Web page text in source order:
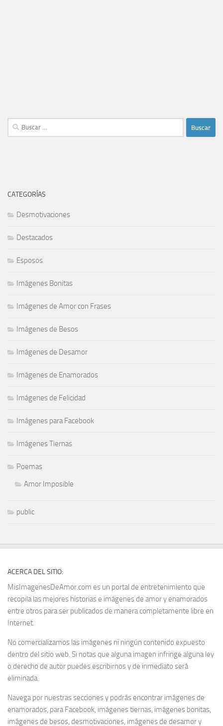
Buscar:
CATEGORÍAS
Desmotivaciones
Destacados
Esposos
Imágenes Bonitas
Imágenes de Amor con Frases
Imágenes de Besos
Imágenes de Desamor
Imágenes de Enamorados
Imágenes de Felicidad
Imágenes para Facebook
Imágenes Tiernas
Poemas
Amor Imposible
public
ACERCA DEL SITIO:
MisImagenesDeAmor.com es un portal de entretenimiento que
recopila las mejores historias e imágenes de amor y enamorados
entre otros para ser publicados de manera completamente libre en
Internet.
No comercializamos las imágenes ni ningún contenido expuesto
dentro del sitio web. Si notas que alguna imagen infringe alguna ley
o derecho de autor puedes escribirnos y de inmediato será
eliminada.
Navega por nuestras secciones y podrás encontrar imágenes de
enamorados, para Facebook, imágenes tiernas, imágenes bonitas,
imágenes de besos, desmotivaciones, imágenes de desamor y